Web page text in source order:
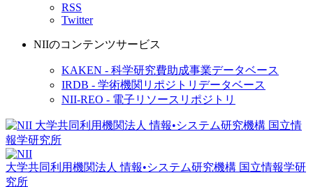
RSS
Twitter
NIIのコンテンツサービス
KAKEN - 科学研究費助成事業データベース
IRDB - 学術機関リポジトリデータベース
NII-REO - 電子リソースリポジトリ
大学共同利用機関法人 情報•システム研究機構 国立情報学研
究所